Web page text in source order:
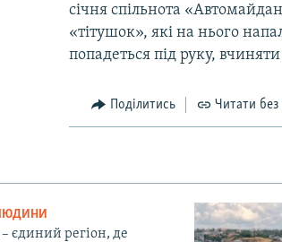
січня спільнота
«тітушок», які на нього
попадеться під руку,
Поділитись Читати без
єдиний регіон, де